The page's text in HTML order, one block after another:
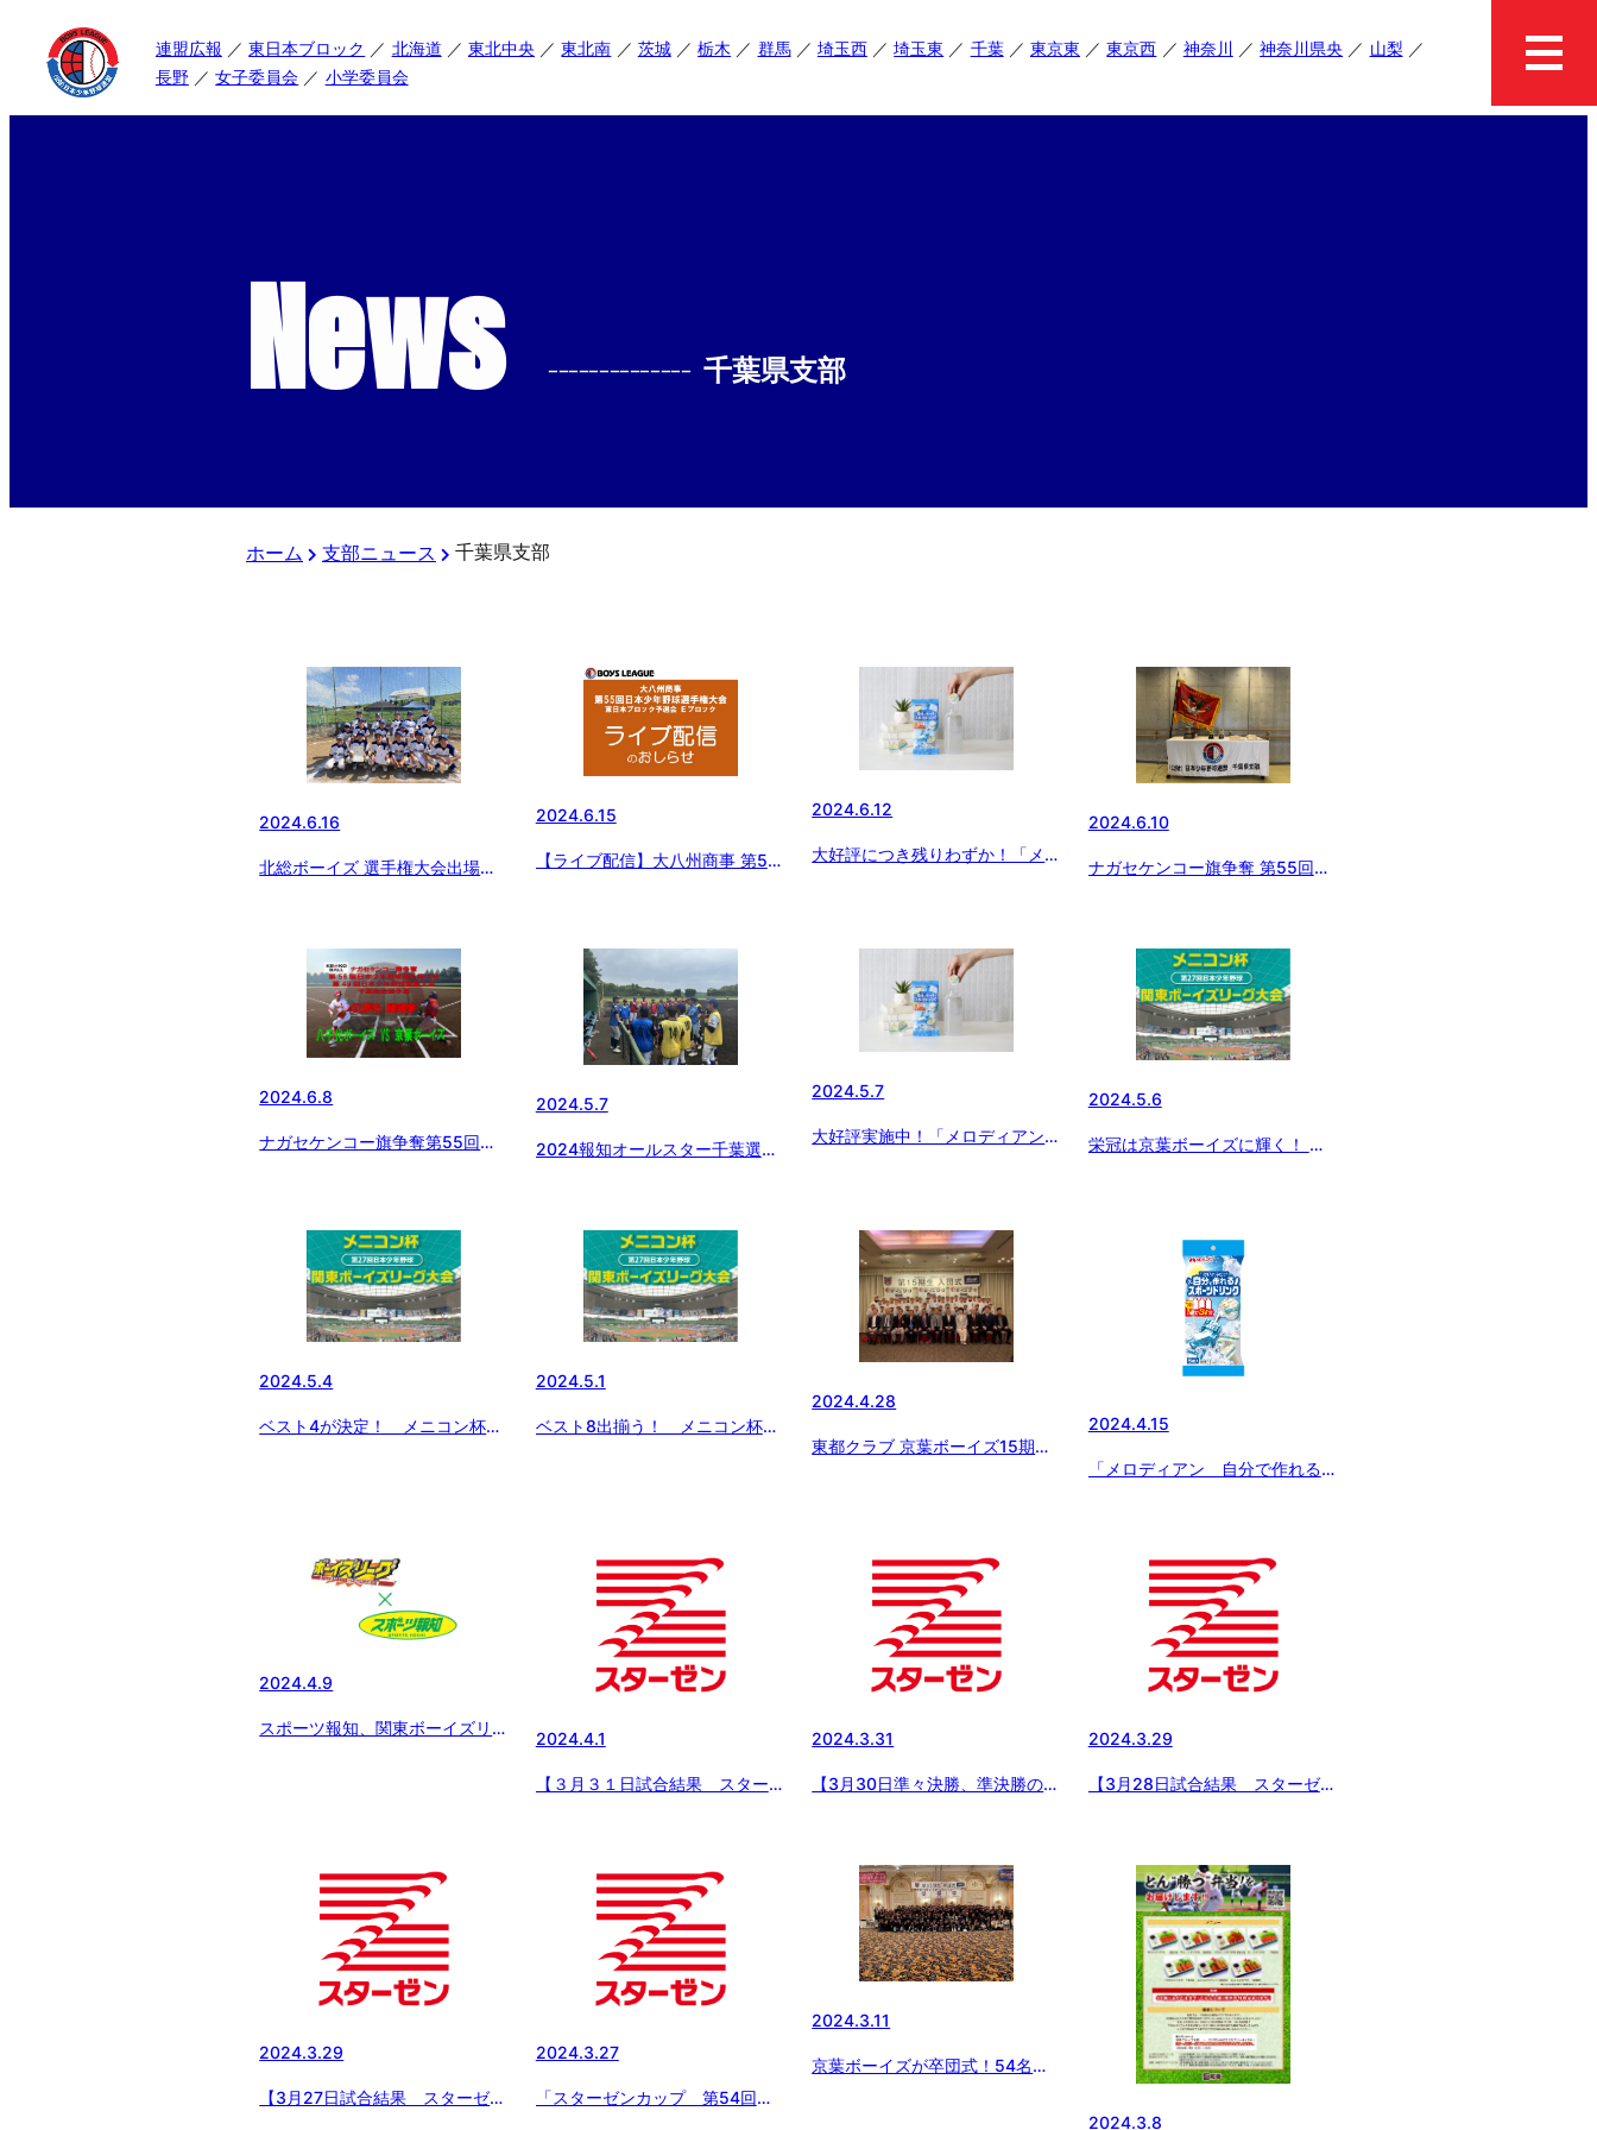
連盟広報 東日本ブロック 北海道 東北中央 東北南 茨城 栃木 群馬 埼玉西 埼玉東 千葉 東京東 東京西 神奈川 神奈川県央
山梨
長野
女子委員会 小学委員会
News -------------- 千葉県支部
ホーム 支部ニュース 千葉県支部
2024.6.16
北総ボーイズ 選手権大会出場決
2024.6.15
【ライブ配信】大八州商事 第55
2024.6.12
大好評につき残りわずか！「メロ
2024.6.10
ナガセケンコー旗争奪 第55回日
部予選
2024.6.8
ナガセケンコー旗争奪第55回日
2024.5.7
2024報知オールスター千葉選抜
2024.5.7
大好評実施中！「メロディアン
クのおまけ付き！！！
2024.5.6
栄冠は京葉ボーイズに輝く！ メ
2024.5.4
ベスト4が決定！ メニコン杯
2024.5.1
ベスト8出揃う！ メニコン杯
2024.4.28
東都クラブ 京葉ボーイズ15期生
2024.4.15
「メロディアン 自分で作れるス
に黒酢ドリンクのおまけ付
き！！！
2024.4.9
スポーツ報知、関東ボーイズリー
2024.4.1
【３月３１日試合結果 スターゼ
ーイズ（小学部）が優勝！！
2024.3.31
【3月30日準々決勝、準決勝の試
春日部ボーイズ、小学部は東京世
田谷ボーイズと黄城ボーイズが決
勝進出！！
2024.3.29
【3月28日試合結果 スターゼン
4が出揃う！！
2024.3.29
【3月27日試合結果 スターゼン
2024.3.27
「スターゼンカップ 第54回日
2024.3.11
京葉ボーイズが卒団式！54名が
2024.3.8